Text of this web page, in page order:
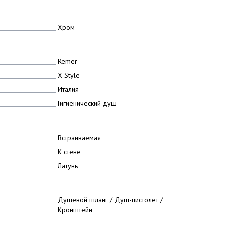
Хром
Remer
X Style
Италия
Гигиенический душ
Встраиваемая
К стене
Латунь
Душевой шланг / Душ-пистолет /
Кронштейн